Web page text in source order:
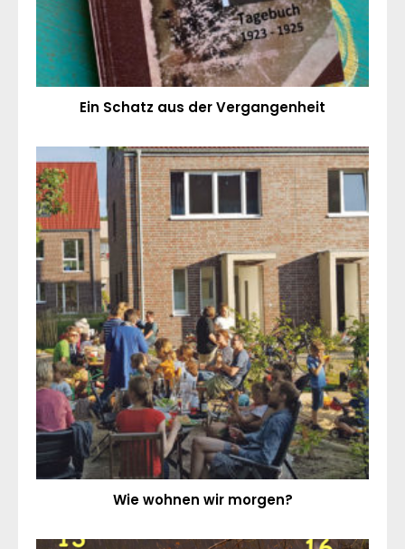
Ein Schatz aus der Vergangenheit
Wie wohnen wir morgen?